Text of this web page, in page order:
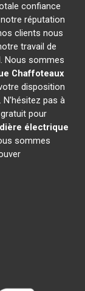
confiance
réputation
clients nous
travail de
Nous sommes
Chaffoteaux
disposition
pas à
pour
électrique
sommes